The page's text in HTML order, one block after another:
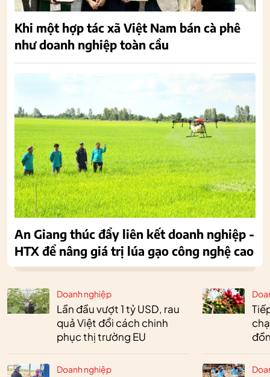
Doanh nghiệp
Lần đầu vượt 1 tỷ USD, rau
quả Việt đổi cách chinh
phục thị trường EU
Doanh nghiệp
Khi một hợp tác xã Việt Nam bán cà phê
như doanh nghiệp toàn cầu
An Giang thúc đẩy liên kết doanh nghiệp -
HTX để nâng giá trị lúa gạo công nghệ cao